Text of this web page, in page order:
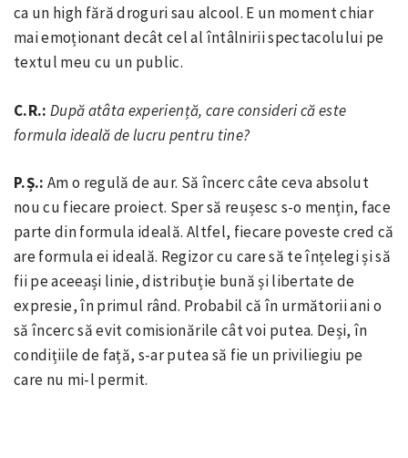
ca un high fără droguri sau alcool. E un moment chiar
mai emoționant decât cel al întâlnirii spectacolului pe
textul meu cu un public.
C.R.: După atâta experiență, care consideri că este
formula ideală de lucru pentru tine?
P.Ș.: Am o regulă de aur. Să încerc câte ceva absolut
nou cu fiecare proiect. Sper să reușesc s-o mențin, face
parte din formula ideală. Altfel, fiecare poveste cred că
are formula ei ideală. Regizor cu care să te înțelegi și să
fii pe aceeași linie, distribuție bună și libertate de
expresie, în primul rând. Probabil că în următorii ani o
să încerc să evit comisionările cât voi putea. Deși, în
condițiile de față, s-ar putea să fie un priviliegiu pe
care nu mi-l permit.